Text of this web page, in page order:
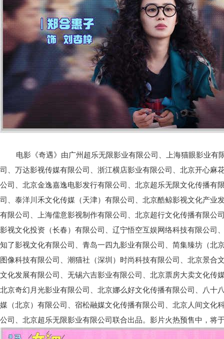
电影《奇遇》由广州超乐无限影业有限公司、上海猫眼影业有
司、万达影视传媒有限公司、浙江横店影业有限公司、北京开心麻
公司、北京金逸嘉逸电影发行有限公司、北京超乐无限文化传播有
司、泰洋川禾文化传媒（天津）有限公司、北京酷鲸影视文化产业
有限公司、上海儒意影视制作有限公司、北京超行文化传播有限公
影视文化投资（⻓春）有限公司、辽宁悟空互娱网络科技有限公司
知了影视文化有限公司、⻘岛一四九影业有限公司、简集臻坊（北
图像科技有限公司、潮猫社（深圳）时尚科技有限公司、北京景合
文化发展有限公司、无锡六吉影业有限公司、北京票房大卖文化传
北京奇幻月光影业有限公司、北京娜么好文化传播有限公司、八十
媒（北京）有限公司、宿松融媒文化传播有限公司、北京人间文化
公司、北京超乐无限影业有限公司联合出品。影片火热预售中，将